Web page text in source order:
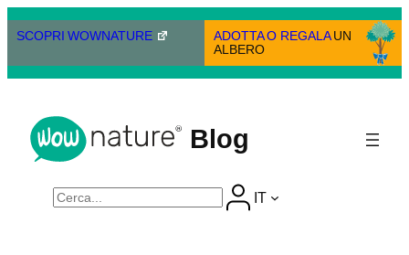
Vai
alSCOPRI WOWNATURE ADOTTA O REGALAUN
ALBERO
Blog
Cerca IT